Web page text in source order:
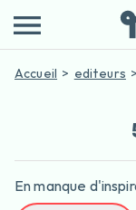
Accueil editeurs
En manque